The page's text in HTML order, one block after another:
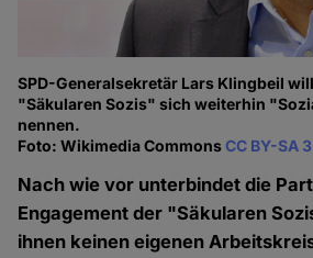
SPD-Generalsekretär Lars Klingbeil
"Säkularen Sozis" sich weiterhin
nennen.
Foto: Wikimedia CommonsCC BY-SA
Nach wie vor unterbindet die
Engagement der "Säkularen
ihnen keinen eigenen